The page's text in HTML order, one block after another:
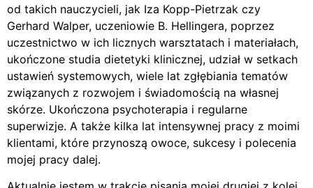
od takich nauczycieli, jak Iza Kopp-Pietrzak czy
Gerhard Walper, uczeniowie B. Hellingera, poprzez
uczestnictwo w ich licznych warsztatach i materiałach,
ukończone studia dietetyki klinicznej, udział w setkach
ustawień systemowych, wiele lat zgłębiania tematów
związanych z rozwojem i świadomością na własnej
skórze. Ukończona psychoterapia i regularne
superwizje. A także kilka lat intensywnej pracy z moimi
klientami, które przynoszą owoce, sukcesy i polecenia
mojej pracy dalej.